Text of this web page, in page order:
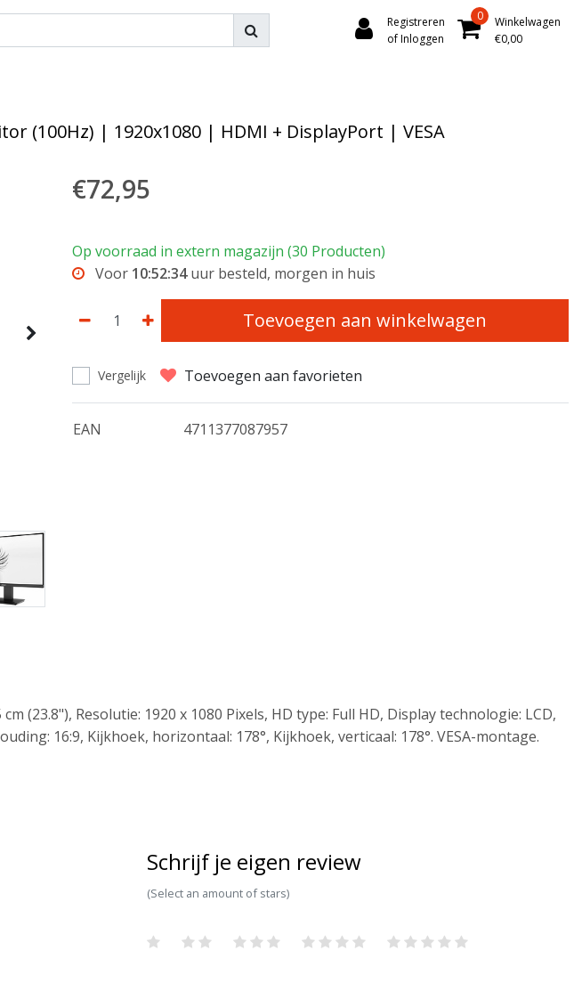
Registreren
of Inloggen
0
Winkelwagen
€0,00
(100Hz) | 1920x1080 | HDMI + DisplayPort | VESA
€72,95
Op voorraad in extern magazijn (30 Producten)
Voor 10:52:33uur besteld, morgen in huis
Toevoegen aan winkelwagen
Vergelijk Toevoegen aan favorieten
EAN 4711377087957
(23.8"), Resolutie: 1920 x 1080 Pixels, HD type: Full HD, Display technologie: LCD,
16:9, Kijkhoek, horizontaal: 178°, Kijkhoek, verticaal: 178°. VESA-montage.
Schrijf je eigen review
(Select an amount of stars)